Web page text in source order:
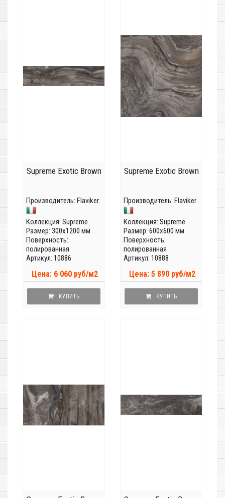
Supreme Exotic Brown
Производитель: Flaviker
Коллекция: Supreme
Размер: 300x1200 мм
Поверхность:
полированная
Артикул: 10886
Цена: 6 060 руб/м2
КУПИТЬ
Supreme Exotic Brown
Производитель: Flaviker
Коллекция: Supreme
Размер: 600x600 мм
Поверхность:
полированная
Артикул: 10888
Цена: 5 890 руб/м2
КУПИТЬ